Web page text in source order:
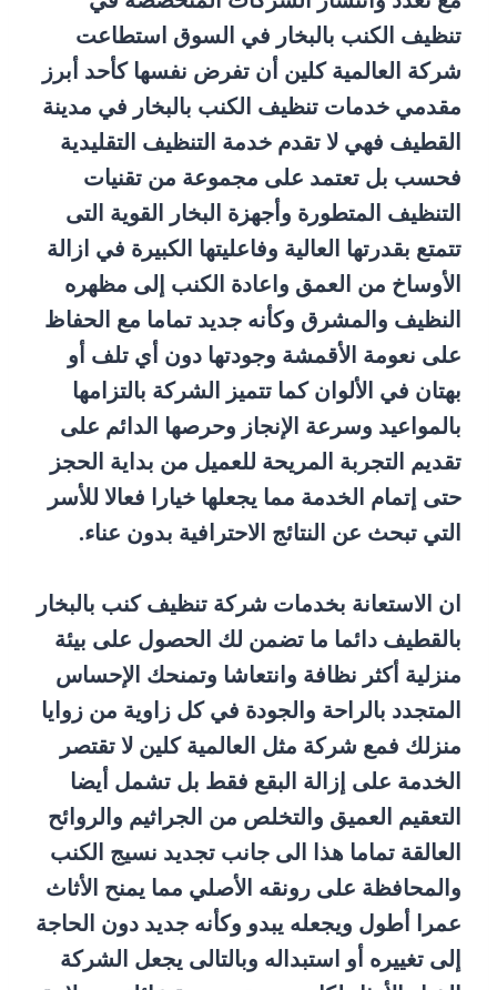
تنظيف الكنب بالبخار في السوق استطاعت
شركة العالمية كلين أن تفرض نفسها كأحد أبرز
مقدمي خدمات تنظيف الكنب بالبخار في مدينة
القطيف فهي لا تقدم خدمة التنظيف التقليدية
فحسب بل تعتمد على مجموعة من تقنيات
التنظيف المتطورة وأجهزة البخار القوية التى
تتمتع بقدرتها العالية وفاعليتها الكبيرة في ازالة
الأوساخ من العمق واعادة الكنب إلى مظهره
النظيف والمشرق وكأنه جديد تماما مع الحفاظ
على نعومة الأقمشة وجودتها دون أي تلف أو
بهتان في الألوان كما تتميز الشركة بالتزامها
بالمواعيد وسرعة الإنجاز وحرصها الدائم على
تقديم التجربة المريحة للعميل من بداية الحجز
حتى إتمام الخدمة مما يجعلها خيارا فعالا للأسر
التي تبحث عن النتائج الاحترافية بدون عناء.
ان الاستعانة بخدمات شركة تنظيف كنب بالبخار
بالقطيف دائما ما تضمن لك الحصول على بيئة
منزلية أكثر نظافة وانتعاشا وتمنحك الإحساس
المتجدد بالراحة والجودة في كل زاوية من زوايا
منزلك فمع شركة مثل العالمية كلين لا تقتصر
الخدمة على إزالة البقع فقط بل تشمل أيضا
التعقيم العميق والتخلص من الجراثيم والروائح
العالقة تماما هذا الى جانب تجديد نسيج الكنب
والمحافظة على رونقه الأصلي مما يمنح الأثاث
عمرا أطول ويجعله يبدو وكأنه جديد دون الحاجة
إلى تغييره أو استبداله وبالتالى يجعل الشركة